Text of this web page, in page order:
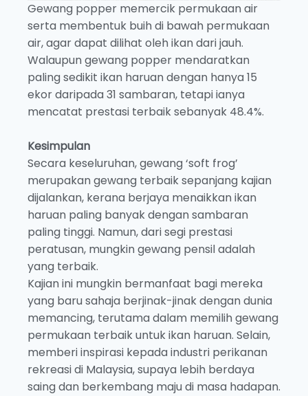
Gewang popper memercik permukaan air
serta membentuk buih di bawah permukaan
air, agar dapat dilihat oleh ikan dari jauh.
Walaupun gewang popper mendaratkan
paling sedikit ikan haruan dengan hanya 15
ekor daripada 31 sambaran, tetapi ianya
mencatat prestasi terbaik sebanyak 48.4%.
Kesimpulan
Secara keseluruhan, gewang ‘soft frog’
merupakan gewang terbaik sepanjang kajian
dijalankan, kerana berjaya menaikkan ikan
haruan paling banyak dengan sambaran
paling tinggi. Namun, dari segi prestasi
peratusan, mungkin gewang pensil adalah
yang terbaik.
Kajian ini mungkin bermanfaat bagi mereka
yang baru sahaja berjinak-jinak dengan dunia
memancing, terutama dalam memilih gewang
permukaan terbaik untuk ikan haruan. Selain,
memberi inspirasi kepada industri perikanan
rekreasi di Malaysia, supaya lebih berdaya
saing dan berkembang maju di masa hadapan.